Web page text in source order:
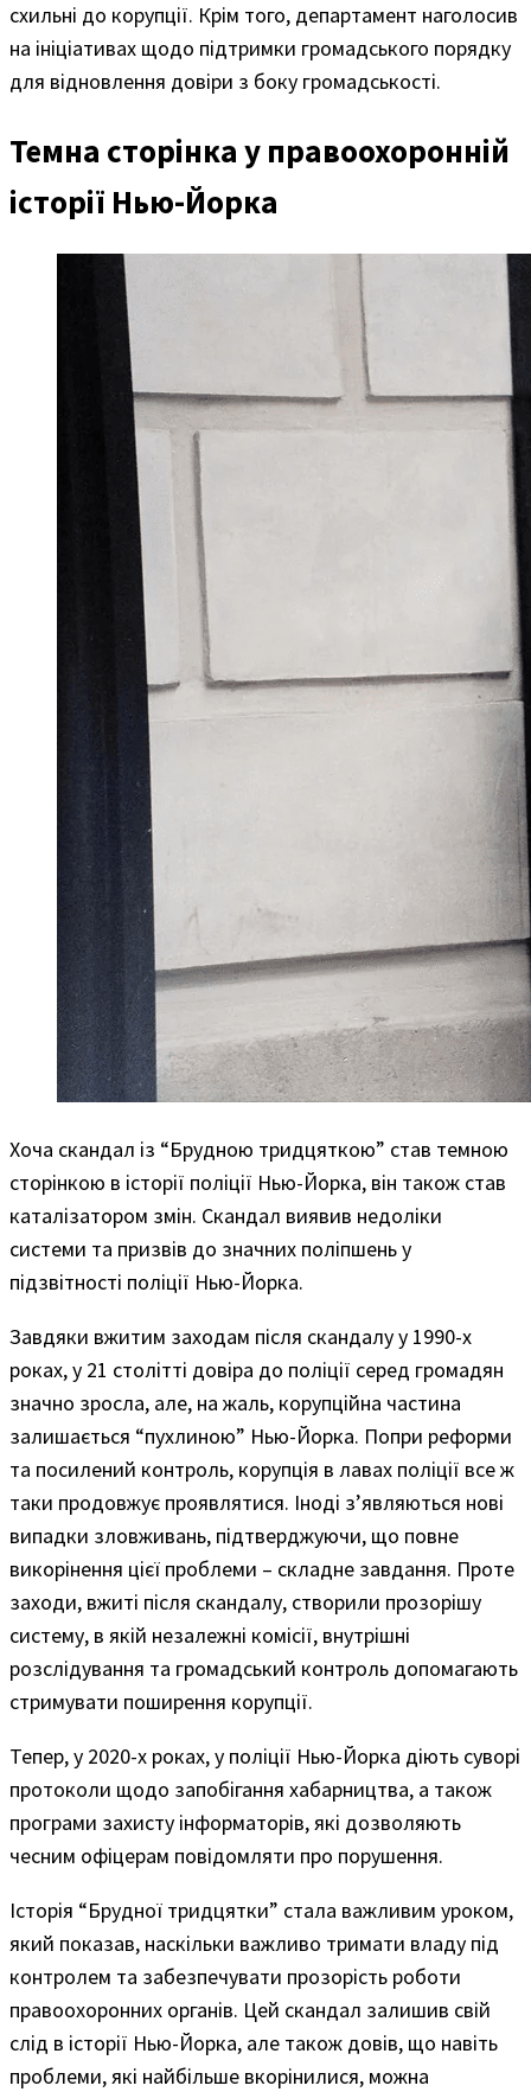
схильні до корупції. Крім того, департамент наголосив
на ініціативах щодо підтримки громадського порядку
для відновлення довіри з боку громадськості.
Темна сторінка у правоохоронній
історії Нью-Йорка
Хоча скандал із “Брудною тридцяткою” став темною
сторінкою в історії поліції Нью-Йорка, він також став
каталізатором змін. Скандал виявив недоліки
системи та призвів до значних поліпшень у
підзвітності поліції Нью-Йорка.
Завдяки вжитим заходам після скандалу у 1990-х
роках, у 21 столітті довіра до поліції серед громадян
значно зросла, але, на жаль, корупційна частина
залишається “пухлиною” Нью-Йорка. Попри реформи
та посилений контроль, корупція в лавах поліції все ж
таки продовжує проявлятися. Іноді з’являються нові
випадки зловживань, підтверджуючи, що повне
викорінення цієї проблеми – складне завдання. Проте
заходи, вжиті після скандалу, створили прозорішу
систему, в якій незалежні комісії, внутрішні
розслідування та громадський контроль допомагають
стримувати поширення корупції.
Тепер, у 2020-х роках, у поліції Нью-Йорка діють суворі
протоколи щодо запобігання хабарництва, а також
програми захисту інформаторів, які дозволяють
чесним офіцерам повідомляти про порушення.
Історія “Брудної тридцятки” стала важливим уроком,
який показав, наскільки важливо тримати владу під
контролем та забезпечувати прозорість роботи
правоохоронних органів. Цей скандал залишив свій
слід в історії Нью-Йорка, але також довів, що навіть
проблеми, які найбільше вкорінилися, можна